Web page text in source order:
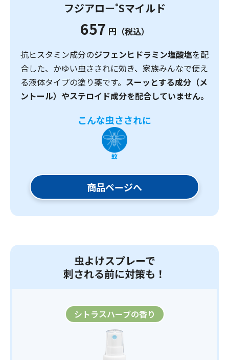
フジアロー®Sマイルド
657 円（税込）
抗ヒスタミン成分のジフェンヒドラミン塩酸塩を配
合した、かゆい虫さされに効き、家族みんなで使え
る液体タイプの塗り薬です。 スーッとする成分（メ
ントール）やステロイド成分を配合していません。
こんな虫さされに
蚊
商品ページへ
虫よけスプレーで
刺される前に対策も！
シトラスハーブの香り